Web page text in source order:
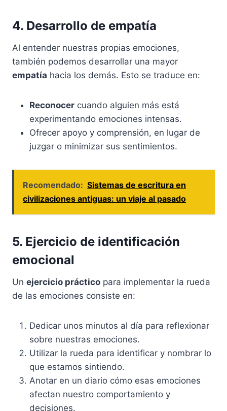
4. Desarrollo de empatía
Al entender nuestras propias emociones,
también podemos desarrollar una mayor
empatía hacia los demás. Esto se traduce en:
Reconocer cuando alguien más está
experimentando emociones intensas.
Ofrecer apoyo y comprensión, en lugar de
juzgar o minimizar sus sentimientos.
Recomendado: Sistemas de escritura en
civilizaciones antiguas: un viaje al pasado
5. Ejercicio de identificación
emocional
Un ejercicio práctico para implementar la rueda
de las emociones consiste en:
Dedicar unos minutos al día para reflexionar
sobre nuestras emociones.
Utilizar la rueda para identificar y nombrar lo
que estamos sintiendo.
Anotar en un diario cómo esas emociones
afectan nuestro comportamiento y
decisiones.